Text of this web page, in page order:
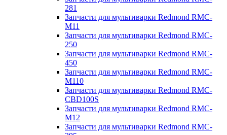
281
Запчасти для мультиварки Redmond RMC-
M11
Запчасти для мультиварки Redmond RMC-
250
Запчасти для мультиварки Redmond RMC-
450
Запчасти для мультиварки Redmond RMC-
M110
Запчасти для мультиварки Redmond RMC-
CBD100S
Запчасти для мультиварки Redmond RMC-
M12
Запчасти для мультиварки Redmond RMC-